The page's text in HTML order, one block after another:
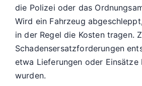
die Polizei oder das
Wird ein Fahrzeug
in der Regel die Kosten tragen.
Schadensersatzforderungen
etwa Lieferungen oder Einsätze
wurden.